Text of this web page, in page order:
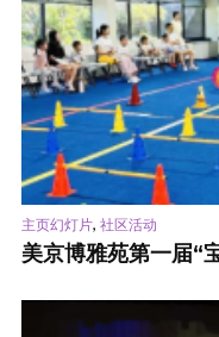
主页幻灯片, 社区活动
美京博雅苑第一届“